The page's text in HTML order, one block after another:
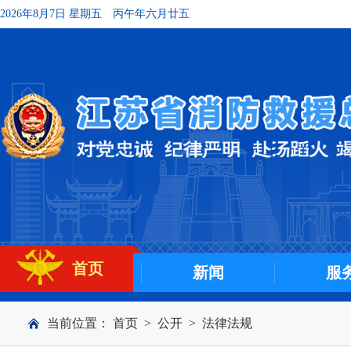
2026年8月7日 星期五 丙午年六月廿五
首页 新闻 服
当前位置： 首页 > 公开 > 法律法规